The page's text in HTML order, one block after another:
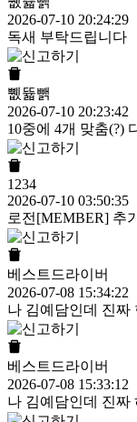
2026-07-10 20:24:29
독새 부탁드립니다
쀖뜗뺅
2026-07-10 20:23:42
10중에 4개 맞춤(?)
1234
2026-07-10 03:50:35
로전[MEMBER] 추
베스트드라이버
2026-07-08 15:34:22
나 김예담인데 진짜
베스트드라이버
2026-07-08 15:33:12
나 김예담인데 진짜